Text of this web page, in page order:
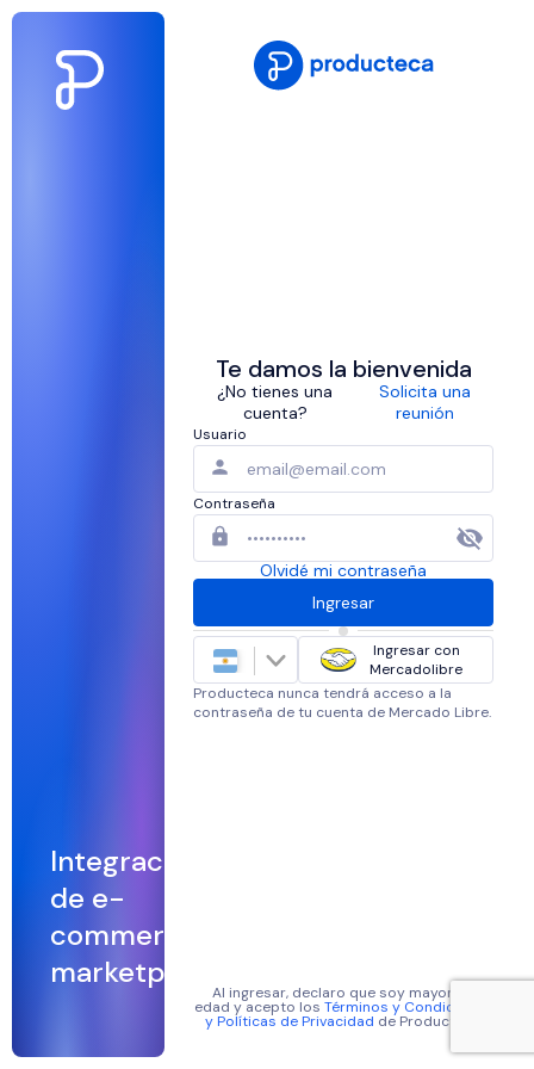
Integraciones
de e-
commerce y
marketplaces
Te damos la bienvenida
¿No tienes una
cuenta?
Solicita una
reunión
Usuario
Contraseña
Olvidé mi contraseña
Ingresar
Ingresar con
Mercadolibre
Producteca nunca tendrá acceso a la
contraseña de tu cuenta de Mercado Libre.
Al ingresar, declaro que soy mayor de
edad y acepto losTérminos y Condiciones
y Políticas de Privacidad de Producteca.